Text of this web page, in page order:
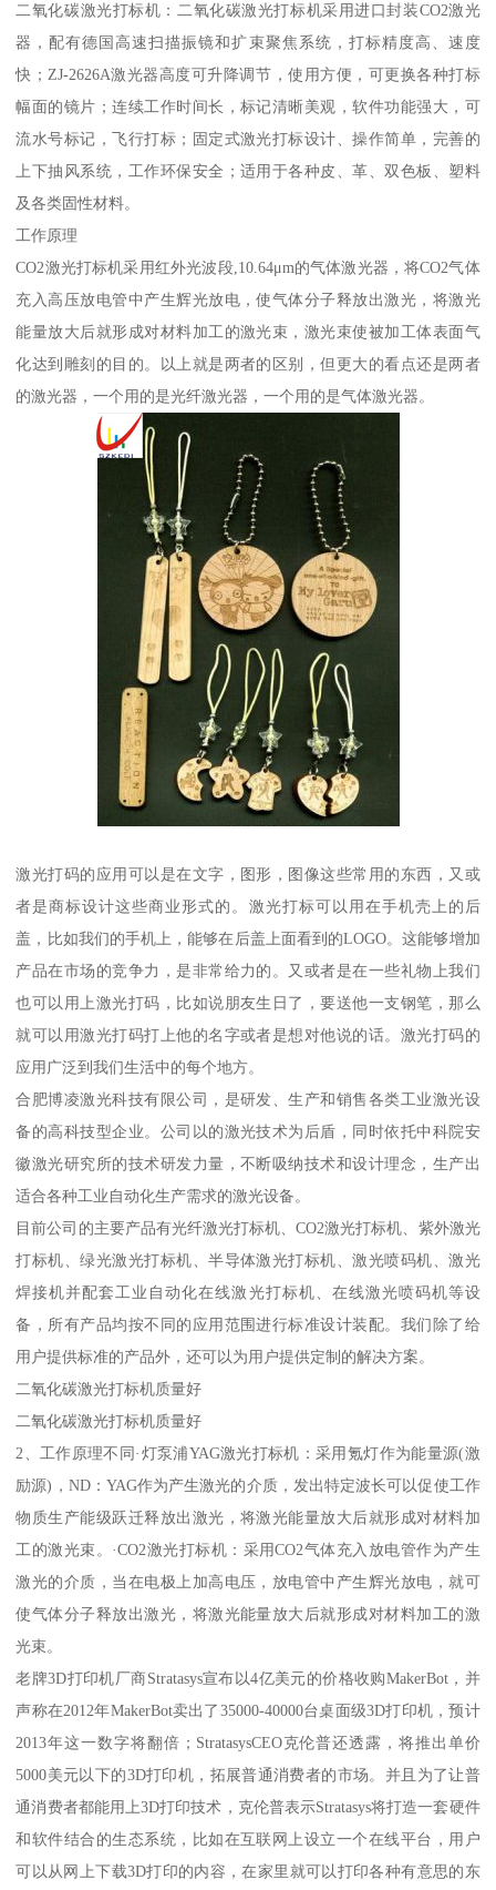
二氧化碳激光打标机：二氧化碳激光打标机采用进口封装CO2激光
器，配有德国高速扫描振镜和扩束聚焦系统，打标精度高、速度
快；ZJ-2626A激光器高度可升降调节，使用方便，可更换各种打标
幅面的镜片；连续工作时间长，标记清晰美观，软件功能强大，可
流水号标记，飞行打标；固定式激光打标设计、操作简单，完善的
上下抽风系统，工作环保安全；适用于各种皮、革、双色板、塑料
及各类固性材料。
工作原理
CO2激光打标机采用红外光波段,10.64μm的气体激光器，将CO2气体
充入高压放电管中产生辉光放电，使气体分子释放出激光，将激光
能量放大后就形成对材料加工的激光束，激光束使被加工体表面气
化达到雕刻的目的。以上就是两者的区别，但更大的看点还是两者
的激光器，一个用的是光纤激光器，一个用的是气体激光器。
激光打码的应用可以是在文字，图形，图像这些常用的东西，又或
者是商标设计这些商业形式的。激光打标可以用在手机壳上的后
盖，比如我们的手机上，能够在后盖上面看到的LOGO。这能够增加
产品在市场的竞争力，是非常给力的。又或者是在一些礼物上我们
也可以用上激光打码，比如说朋友生日了，要送他一支钢笔，那么
就可以用激光打码打上他的名字或者是想对他说的话。激光打码的
应用广泛到我们生活中的每个地方。
合肥博凌激光科技有限公司，是研发、生产和销售各类工业激光设
备的高科技型企业。公司以的激光技术为后盾，同时依托中科院安
徽激光研究所的技术研发力量，不断吸纳技术和设计理念，生产出
适合各种工业自动化生产需求的激光设备。
目前公司的主要产品有光纤激光打标机、CO2激光打标机、紫外激光
打标机、绿光激光打标机、半导体激光打标机、激光喷码机、激光
焊接机并配套工业自动化在线激光打标机、在线激光喷码机等设
备，所有产品均按不同的应用范围进行标准设计装配。我们除了给
用户提供标准的产品外，还可以为用户提供定制的解决方案。
二氧化碳激光打标机质量好
二氧化碳激光打标机质量好
2、工作原理不同·灯泵浦YAG激光打标机：采用氪灯作为能量源(激
励源)，ND：YAG作为产生激光的介质，发出特定波长可以促使工作
物质生产能级跃迁释放出激光，将激光能量放大后就形成对材料加
工的激光束。·CO2激光打标机：采用CO2气体充入放电管作为产生
激光的介质，当在电极上加高电压，放电管中产生辉光放电，就可
使气体分子释放出激光，将激光能量放大后就形成对材料加工的激
光束。
老牌3D打印机厂商Stratasys宣布以4亿美元的价格收购MakerBot，并
声称在2012年MakerBot卖出了35000-40000台桌面级3D打印机，预计
2013年这一数字将翻倍；StratasysCEO克伦普还透露，将推出单价
5000美元以下的3D打印机，拓展普通消费者的市场。并且为了让普
通消费者都能用上3D打印技术，克伦普表示Stratasys将打造一套硬件
和软件结合的生态系统，比如在互联网上设立一个在线平台，用户
可以从网上下载3D打印的内容，在家里就可以打印各种有意思的东